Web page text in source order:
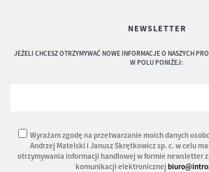
NEWSLETTER
JEŻELI CHCESZ OTRZYMYWAĆ NOWE INFORMACJE O NASZYCH
W POLU PONIŻEJ:
Wyrażam zgodę na przetwarzanie moich danych
Andrzej Matelski i Janusz Skrętkowicz sp. c. w celu
otrzymywania informacji handlowej w formie newsletter
komunikacji elektronicznej